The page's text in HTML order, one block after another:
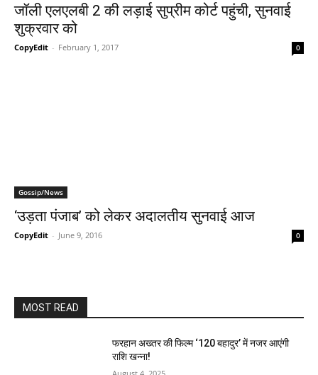
जॉली एलएलबी 2 की लड़ाई सुप्रीम कोर्ट पहुंची, सुनवाई
शुक्रवार को
CopyEdit - February 1, 2017 0
Gossip/News
‘उड़ता पंजाब’ को लेकर अदालतीय सुनवाई आज
CopyEdit - June 9, 2016 0
MOST READ
फरहान अख्तर की फिल्म ‘120 बहादुर’ में नजर आएंगी
राशि खन्ना!